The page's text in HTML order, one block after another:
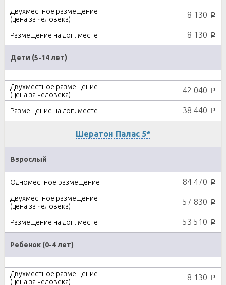
8 130 p
8 130 p
Дети (5-14 лет)
42 040 p
38 440 p
Шератон Палас 5*
Взрослый
84 470 p
57 830 p
53 510 p
Ребенок (0-4 лет)
8 130 p